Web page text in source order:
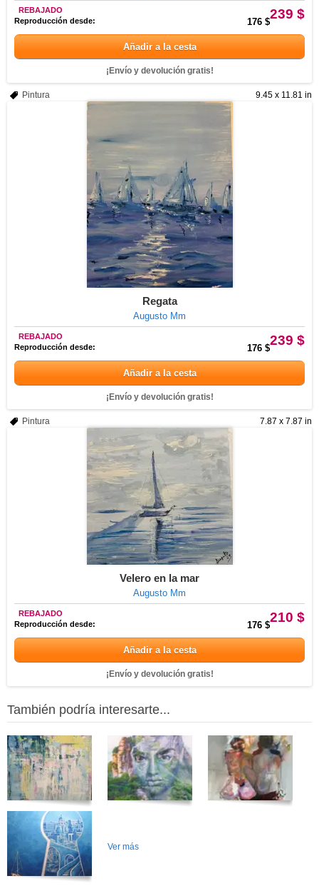
239 $
REBAJADO
Reproducción desde:
176 $
Añadir a la cesta
¡Envío y devolución gratis!
9.45 x 11.81 in
Pintura
Regata
Augusto Mm
239 $
REBAJADO
Reproducción desde:
176 $
Añadir a la cesta
¡Envío y devolución gratis!
7.87 x 7.87 in
Pintura
Velero en la mar
Augusto Mm
210 $
REBAJADO
Reproducción desde:
176 $
Añadir a la cesta
¡Envío y devolución gratis!
También podría interesarte...
Ver más